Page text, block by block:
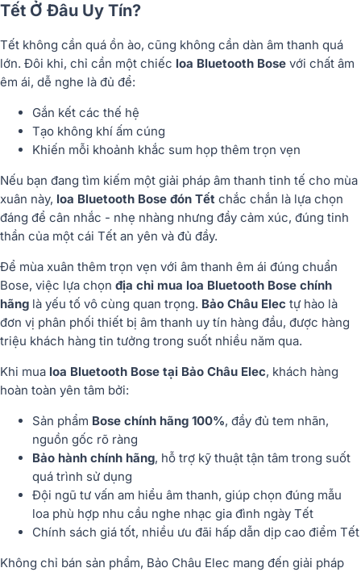
Tết Ở Đâu Uy Tín?
Tết không cần quá ồn ào, cũng không cần dàn âm thanh quá
lớn. Đôi khi, chỉ cần một chiếc loa Bluetooth Bose với chất âm
êm ái, dễ nghe là đủ để:
Gắn kết các thế hệ
Tạo không khí ấm cúng
Khiến mỗi khoảnh khắc sum họp thêm trọn vẹn
Nếu bạn đang tìm kiếm một giải pháp âm thanh tinh tế cho mùa
xuân này, loa Bluetooth Bose đón Tết chắc chắn là lựa chọn
đáng để cân nhắc - nhẹ nhàng nhưng đầy cảm xúc, đúng tinh
thần của một cái Tết an yên và đủ đầy.
Để mùa xuân thêm trọn vẹn với âm thanh êm ái đúng chuẩn
Bose, việc lựa chọn địa chỉ mua loa Bluetooth Bose chính
hãng là yếu tố vô cùng quan trọng. Bảo Châu Elec tự hào là
đơn vị phân phối thiết bị âm thanh uy tín hàng đầu, được hàng
triệu khách hàng tin tưởng trong suốt nhiều năm qua.
Khi mua loa Bluetooth Bose tại Bảo Châu Elec, khách hàng
hoàn toàn yên tâm bởi:
Sản phẩm Bose chính hãng 100%, đầy đủ tem nhãn,
nguồn gốc rõ ràng
Bảo hành chính hãng, hỗ trợ kỹ thuật tận tâm trong suốt
quá trình sử dụng
Đội ngũ tư vấn am hiểu âm thanh, giúp chọn đúng mẫu
loa phù hợp nhu cầu nghe nhạc gia đình ngày Tết
Chính sách giá tốt, nhiều ưu đãi hấp dẫn dịp cao điểm Tết
Không chỉ bán sản phẩm, Bảo Châu Elec mang đến giải pháp